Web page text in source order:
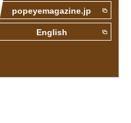
popeyemagazine.jp
English